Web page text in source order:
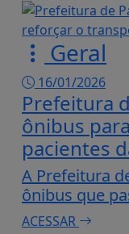
Geral
16/01/2026
Prefeitura
ônibus
pacientes
A Prefeitura
ônibus que
ACESSAR
que